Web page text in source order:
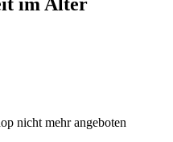
nicht mehr angeboten